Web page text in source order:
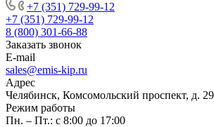
+7 (351) 729-99-12
+7 (351) 729-99-12
8 (800) 301-66-88
Заказать звонок
E-mail
sales@emis-kip.ru
Адрес
Челябинск, Комсомольский проспект, д.
Режим работы
Пн. – Пт.: с 8:00 до 17:00